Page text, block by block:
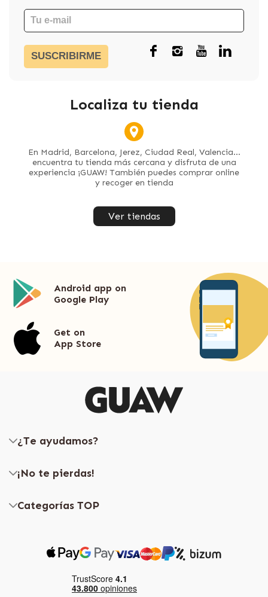
SUSCRIBIRME
Localiza tu tienda
En Madrid, Barcelona, Jerez, Ciudad Real, Valencia...
encuentra tu tienda más cercana y disfruta de una
experiencia ¡GUAW! También puedes comprar online
y recoger en tienda
Ver tiendas
Android app on
Google Play
Get on
App Store
¿Te ayudamos?
¡No te pierdas!
Categorías TOP